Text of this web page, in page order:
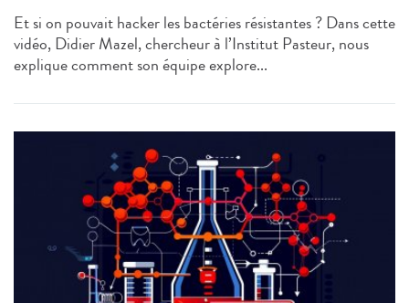
Et si on pouvait hacker les bactéries résistantes ? Dans cette
vidéo, Didier Mazel, chercheur à l’Institut Pasteur, nous
explique comment son équipe explore...